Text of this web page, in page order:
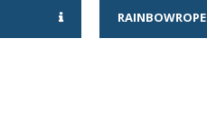
RAINBOWROPE